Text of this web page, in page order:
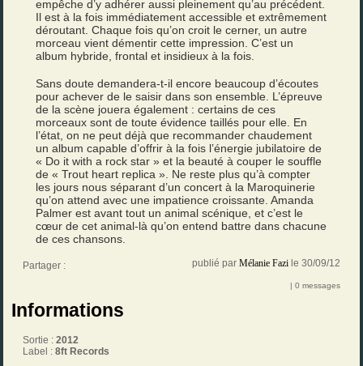
empêche d’y adhérer aussi pleinement qu’au précédent.
Il est à la fois immédiatement accessible et extrêmement
déroutant. Chaque fois qu’on croit le cerner, un autre
morceau vient démentir cette impression. C’est un
album hybride, frontal et insidieux à la fois.
Sans doute demandera-t-il encore beaucoup d’écoutes
pour achever de le saisir dans son ensemble. L’épreuve
de la scène jouera également : certains de ces
morceaux sont de toute évidence taillés pour elle. En
l’état, on ne peut déjà que recommander chaudement
un album capable d’offrir à la fois l’énergie jubilatoire de
« Do it with a rock star » et la beauté à couper le souffle
de « Trout heart replica ». Ne reste plus qu’à compter
les jours nous séparant d’un concert à la Maroquinerie
qu’on attend avec une impatience croissante. Amanda
Palmer est avant tout un animal scénique, et c’est le
cœur de cet animal-là qu’on entend battre dans chacune
de ces chansons.
Partager : publié par Mélanie Fazi le 30/09/12
| 0 messages
Informations
Sortie :2012
Label :8ft Records